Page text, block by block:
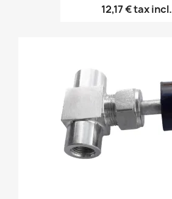
12,17 €tax incl.